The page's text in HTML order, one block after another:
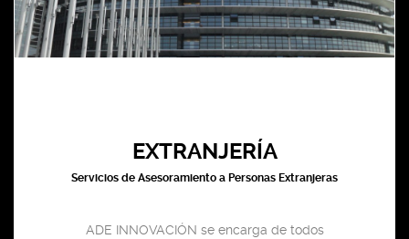
EXTRANJERÍA
Servicios de Asesoramiento a Personas Extranjeras
ADE INNOVACIÓN se encarga de todos